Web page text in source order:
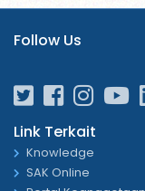
Follow Us
Link Terkait
Knowledge
SAK Online